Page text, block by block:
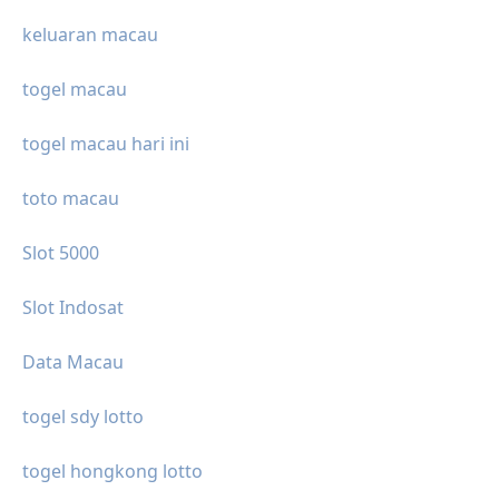
keluaran macau
togel macau
togel macau hari ini
toto macau
Slot 5000
Slot Indosat
Data Macau
togel sdy lotto
togel hongkong lotto